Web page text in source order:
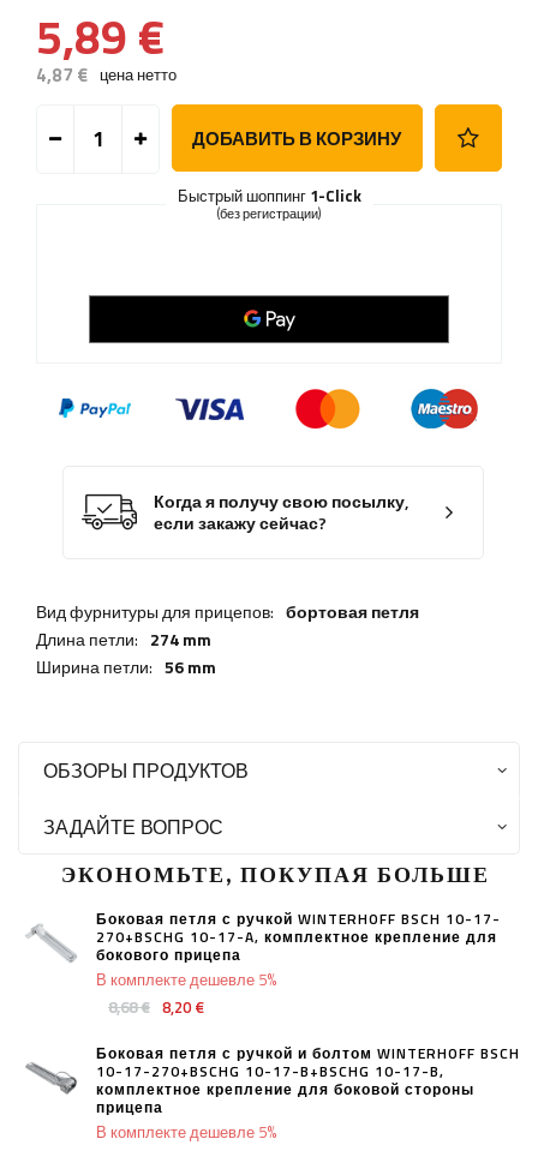
5,89 €
4,87 € цена нетто
ДОБАВИТЬ В КОРЗИНУ
Быстрый шоппинг 1-Click
(без регистрации)
Когда я получу свою посылку,
если закажу сейчас?
Вид фурнитуры для прицепов: бортовая петля
Длина петли: 274 mm
Ширина петли: 56 mm
ОБЗОРЫ ПРОДУКТОВ
ЗАДАЙТЕ ВОПРОС
ЭКОНОМЬТЕ, ПОКУПАЯ БОЛЬШЕ
Боковая петля с ручкой WINTERHOFF BSCH 10-17-
270+BSCHG 10-17-A, комплектное крепление для
бокового прицепа
8,68 € 8,20 €
В комплекте дешевле 5%
Боковая петля с ручкой и болтом WINTERHOFF BSCH
10-17-270+BSCHG 10-17-B+BSCHG 10-17-B,
комплектное крепление для боковой стороны
прицепа
В комплекте дешевле 5%